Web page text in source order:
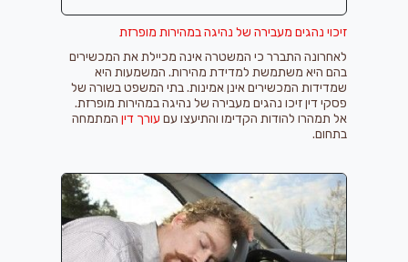
זיכוי נהגים מעבירה של נהיגה במהירות מופרזת
לאחרונה התברר כי המשטרה אינה מכיילת את המכשירים
בהם היא משתמשת למדידת מהירות. המשמעות היא
שמדידות המכשירים אינן אמינות. בתי המשפט בשורה של
פסקי דין זיכו נהגים מעבירה של נהיגה במהירות מופרזת.
אל תמהרו להודות הקדימו והתיעצו עם עורך דין המתמחה
בתחום.